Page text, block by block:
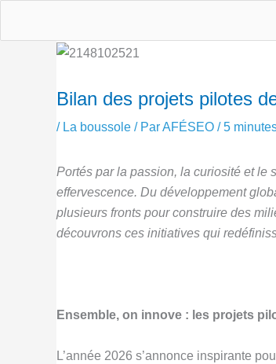
Bilan des projets pilotes
/ La boussole / ParAFÉSEO /5
Portés par la passion, la curiosité et le
effervescence. Du développement
plusieurs fronts pour construire des
découvrons ces initiatives qui
Ensemble, on innove : les projets
L’année 2026 s’annonce inspirante